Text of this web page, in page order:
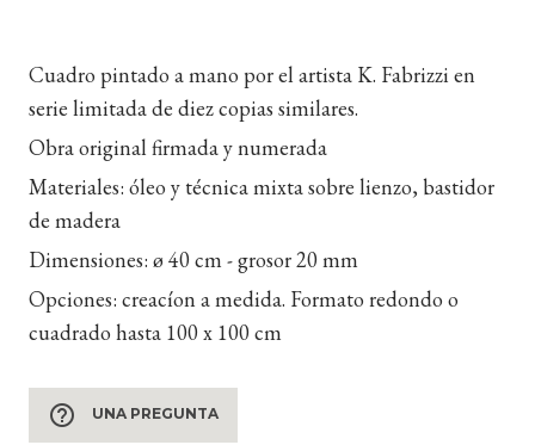
Cuadro pintado a mano por el artista K. Fabrizzi en
serie limitada de diez copias similares.
Obra original firmada y numerada
Materiales: óleo y técnica mixta sobre lienzo, bastidor
de madera
Dimensiones: ø 40 cm - grosor 20 mm
Opciones: creacíon a medida. Formato redondo o
cuadrado hasta 100 x 100 cm
help_outline UNA PREGUNTA